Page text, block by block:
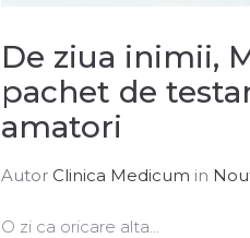
De ziua inimii,
pachet de
amatori
Autor Clinica Medicum in
O zi ca oricare alta…